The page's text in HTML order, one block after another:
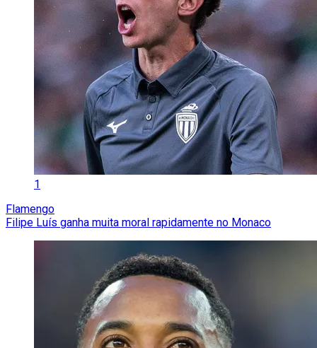
1
Flamengo
Filipe Luís ganha muita moral rapidamente no Monaco